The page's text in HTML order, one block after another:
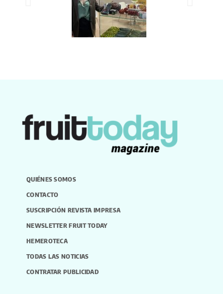
QUIÉNES SOMOS
CONTACTO
SUSCRIPCIÓN REVISTA IMPRESA
NEWSLETTER FRUIT TODAY
HEMEROTECA
TODAS LAS NOTICIAS
CONTRATAR PUBLICIDAD